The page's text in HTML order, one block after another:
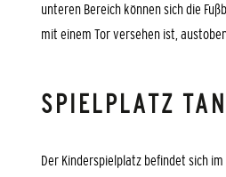
unteren Bereich können sich die
mit einem Tor versehen ist,
SPIELPLATZ
Der Kinderspielplatz befindet sich